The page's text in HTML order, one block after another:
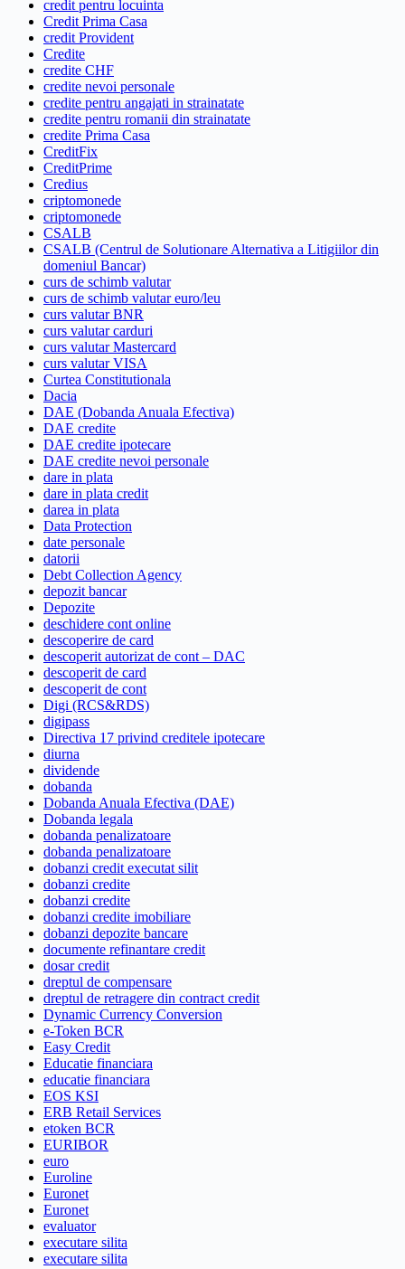
credit pentru locuinta
Credit Prima Casa
credit Provident
Credite
credite CHF
credite nevoi personale
credite pentru angajati in strainatate
credite pentru romanii din strainatate
credite Prima Casa
CreditFix
CreditPrime
Credius
criptomonede
criptomonede
CSALB
CSALB (Centrul de Solutionare Alternativa a Litigiilor din
domeniul Bancar)
curs de schimb valutar
curs de schimb valutar euro/leu
curs valutar BNR
curs valutar carduri
curs valutar Mastercard
curs valutar VISA
Curtea Constitutionala
Dacia
DAE (Dobanda Anuala Efectiva)
DAE credite
DAE credite ipotecare
DAE credite nevoi personale
dare in plata
dare in plata credit
darea in plata
Data Protection
date personale
datorii
Debt Collection Agency
depozit bancar
Depozite
deschidere cont online
descoperire de card
descoperit autorizat de cont – DAC
descoperit de card
descoperit de cont
Digi (RCS&RDS)
digipass
Directiva 17 privind creditele ipotecare
diurna
dividende
dobanda
Dobanda Anuala Efectiva (DAE)
Dobanda legala
dobanda penalizatoare
dobanda penalizatoare
dobanzi credit executat silit
dobanzi credite
dobanzi credite
dobanzi credite imobiliare
dobanzi depozite bancare
documente refinantare credit
dosar credit
dreptul de compensare
dreptul de retragere din contract credit
Dynamic Currency Conversion
e-Token BCR
Easy Credit
Educatie financiara
educatie financiara
EOS KSI
ERB Retail Services
etoken BCR
EURIBOR
euro
Euroline
Euronet
Euronet
evaluator
executare silita
executare silita